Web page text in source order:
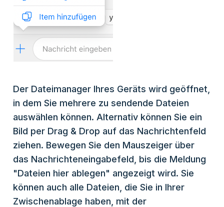
Der Dateimanager Ihres Geräts wird geöffnet,
in dem Sie mehrere zu sendende Dateien
auswählen können. Alternativ können Sie ein
Bild per Drag & Drop auf das Nachrichtenfeld
ziehen. Bewegen Sie den Mauszeiger über
das Nachrichteneingabefeld, bis die Meldung
"Dateien hier ablegen" angezeigt wird. Sie
können auch alle Dateien, die Sie in Ihrer
Zwischenablage haben, mit der